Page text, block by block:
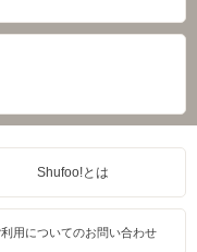
Shufoo!とは
利用についてのお問い合わせ